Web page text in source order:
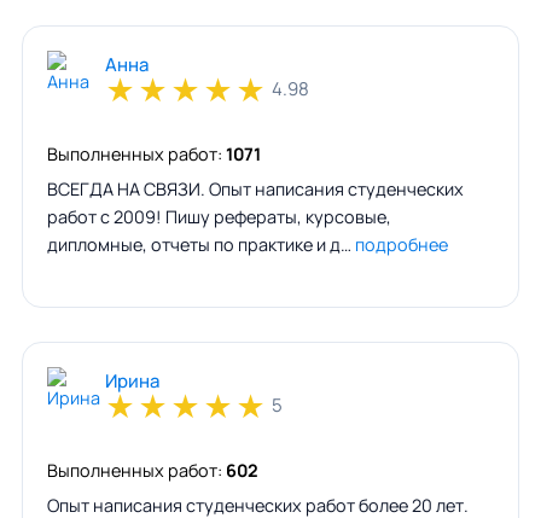
Анна
★★★★★ 4.98
Выполненных работ: 1071
ВСЕГДА НА СВЯЗИ. Опыт написания студенческих
работ с 2009! Пишу рефераты, курсовые,
дипломные, отчеты по практике и д… подробнее
Ирина
★★★★★ 5
Выполненных работ: 602
Опыт написания студенческих работ более 20 лет.